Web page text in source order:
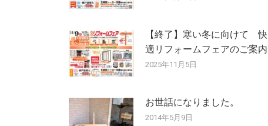
ョ
ン
【終了】寒い冬に向けて 快
適リフォームフェアのご案内
2025年11月5日
お世話になりました。
2014年5月9日